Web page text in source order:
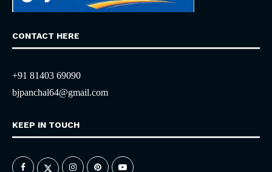
CONTACT HERE
+91 81403 69090
bjpanchal64@gmail.com
KEEP IN TOUCH